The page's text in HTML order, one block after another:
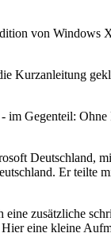
von Windows
Kurzanleitung
im Gegenteil:
Deutschland,
Er teilte
zusätzliche
eine kleine